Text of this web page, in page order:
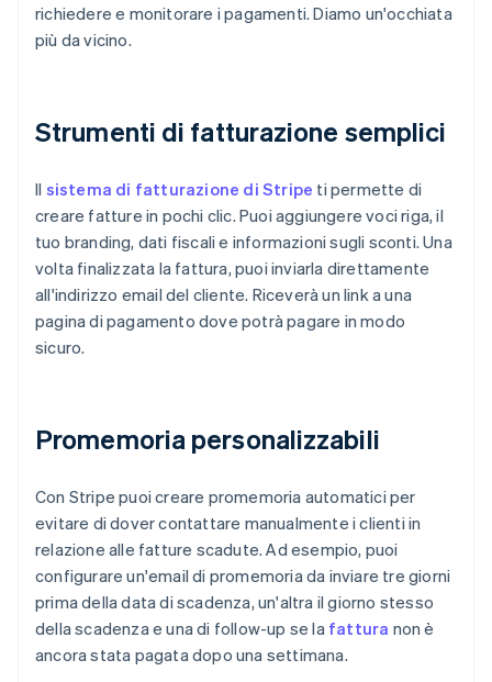
richiedere e monitorare i pagamenti. Diamo un'occhiata
più da vicino.
Strumenti di fatturazione semplici
Il sistema di fatturazione di Stripe ti permette di
creare fatture in pochi clic. Puoi aggiungere voci riga, il
tuo branding, dati fiscali e informazioni sugli sconti. Una
volta finalizzata la fattura, puoi inviarla direttamente
all'indirizzo email del cliente. Riceverà un link a una
pagina di pagamento dove potrà pagare in modo
sicuro.
Promemoria personalizzabili
Con Stripe puoi creare promemoria automatici per
evitare di dover contattare manualmente i clienti in
relazione alle fatture scadute. Ad esempio, puoi
configurare un'email di promemoria da inviare tre giorni
prima della data di scadenza, un'altra il giorno stesso
della scadenza e una di follow-up se la fattura non è
ancora stata pagata dopo una settimana.